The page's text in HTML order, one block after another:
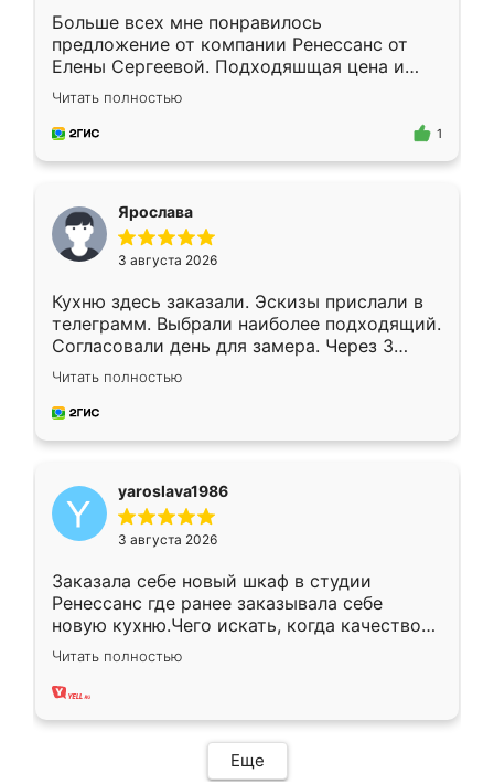
Больше всех мне понравилось
предложение от компании Ренессанс от
Елены Сергеевой. Подходяшщая цена и
короткие сроки изготовления. Приехавший
для замера сотрудник Владислав
предложил по моему эскизу самый
Читать полностью
1
Ярослава
3 августа 2026
Кухню здесь заказали. Эскизы прислали в
телеграмм. Выбрали наиболее подходящий.
Согласовали день для замера. Через 3
недели кухня была уже готова. Остались
довольны работой. Спасибо Ренессанс
мебель за качественную работу!
Читать полностью
yaroslava1986
3 августа 2026
Заказала себе новый шкаф в студии
Ренессанс где ранее заказывала себе
новую кухню.Чего искать, когда качеством
вполне довольна. Служит кухня уже почти
два года, нареканий нет.
Читать полностью
Еще